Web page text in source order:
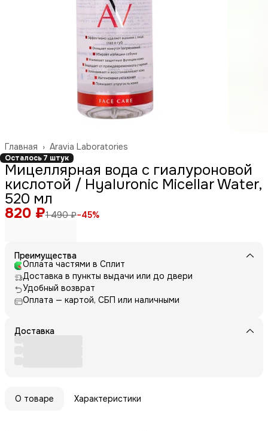
Aravia Laboratories
Главная ›
Осталось 7 штук
Мицеллярная вода с гиалуроновой
кислотой / Hyaluronic Micellar Water,
520 мл
820 ₽1 490 ₽−45%
Преимущества
Оплата частями в Сплит
Доставка в пункты выдачи или до двери
Удобный возврат
Оплата — картой, СБП или наличными
Доставка
О товаре Характеристики